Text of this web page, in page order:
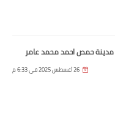
26 أغسطس 2025 في 6:33 م